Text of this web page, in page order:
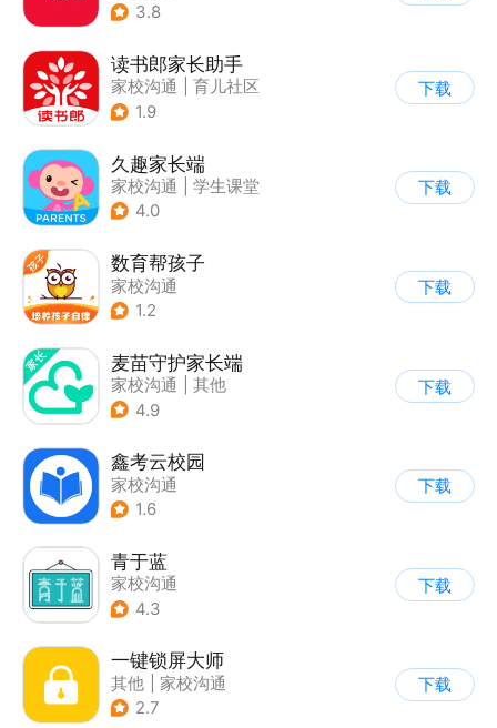
3.8
读书郎家长助手
家校沟通
育儿社区
1.9
下载
久趣家长端
家校沟通
学生课堂
4.0
下载
数育帮孩子
家校沟通
1.2
下载
麦苗守护家长端
家校沟通
其他
4.9
下载
鑫考云校园
家校沟通
1.6
下载
青于蓝
家校沟通
4.3
下载
一键锁屏大师
其他
家校沟通
2.7
下载